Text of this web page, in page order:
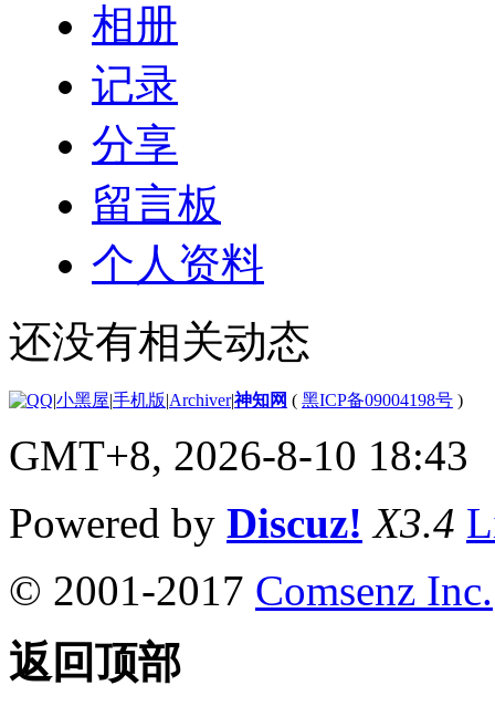
相册
记录
分享
留言板
个人资料
还没有相关动态
|小黑屋|手机版|Archiver|神知网 ( 黑ICP备09004198号 )
GMT+8, 2026-8-10 18:43
Powered by Discuz! X3.4
© 2001-2017 Comsenz Inc.
返回顶部